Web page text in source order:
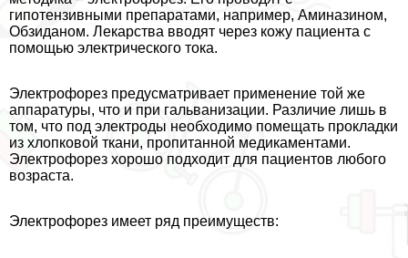
гипотензивными препаратами, например, Аминазином,
Обзиданом. Лекарства вводят через кожу пациента с
помощью электрического тока.
Электрофорез предусматривает применение той же
аппаратуры, что и при гальванизации. Различие лишь в
том, что под электроды необходимо помещать прокладки
из хлопковой ткани, пропитанной медикаментами.
Электрофорез хорошо подходит для пациентов любого
возраста.
Электрофорез имеет ряд преимуществ: